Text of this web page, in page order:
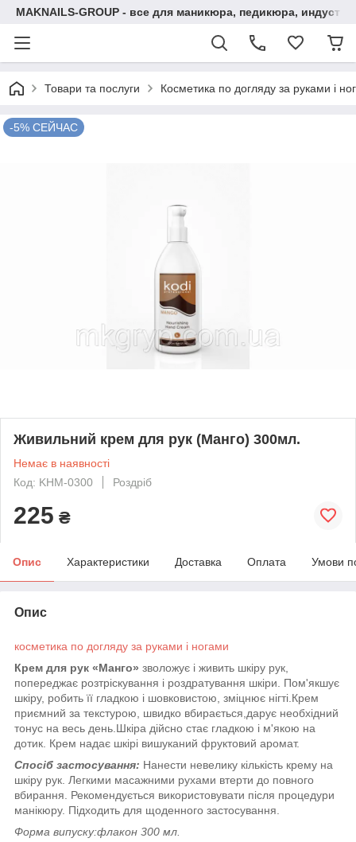
MAKNAILS-GROUP - все для маникюра, педикюра,
Товари та послуги Косметика по догляду за руками і
-5% СЕЙЧАС
Живильний крем для рук (Манго) 300мл.
Немає в наявності
Код: KHM-0300
Роздріб
225 ₴
Опис Характеристики Доставка Оплата Умови
Опис
косметика по догляду за руками і ногами
Крем для рук «Манго» зволожує і живить шкіру рук,
попереджає розтріскування і роздратування шкіри. Пом'якшує
шкіру, робить її гладкою і шовковистою, зміцнює нігті.Крем
приємний за текстурою, швидко вбирається,дарує необхідний
тонус на весь день.Шкіра дійсно стає гладкою і м'якою на
дотик. Крем надає шкірі вишуканий фруктовий аромат.
Спосіб застосування: Нанести невелику кількість крему на
шкіру рук. Легкими масажними рухами втерти до повного
вбирання. Рекомендується використовувати після процедури
манікюру. Підходить для щоденного застосування.
Форма випуску:флакон 300 мл.